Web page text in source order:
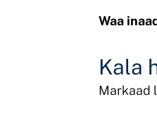
Waa
Kala
Markaad